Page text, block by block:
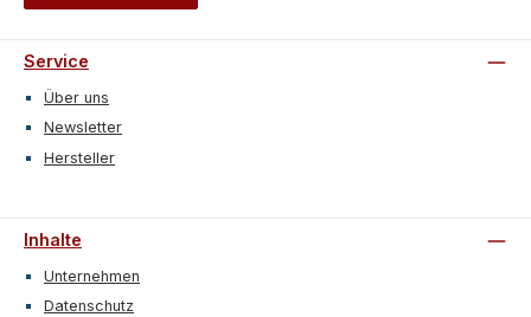
Service
Über uns
Newsletter
Hersteller
Inhalte
Unternehmen
Datenschutz